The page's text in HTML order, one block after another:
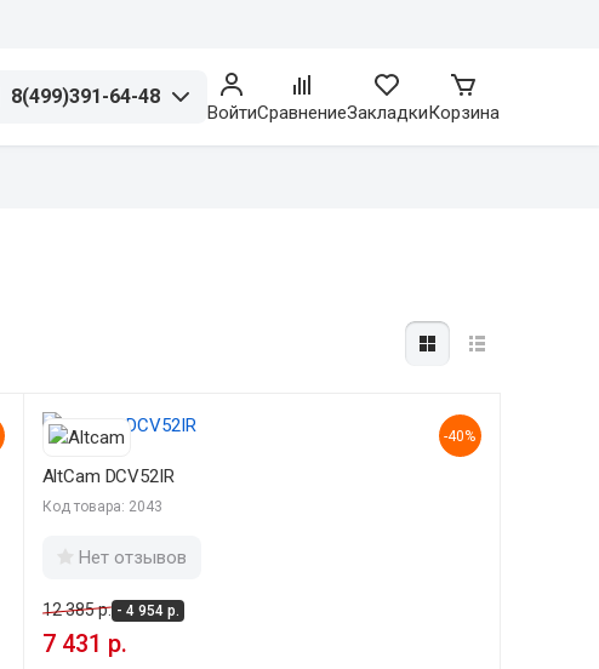
8(499)391-64-48
ВойтиСравнениеЗакладкиКорзина
-40%
AltCam DCV52IR
Код товара: 2043
Нет отзывов
12 385 р. - 4 954 р.
7 431 р.